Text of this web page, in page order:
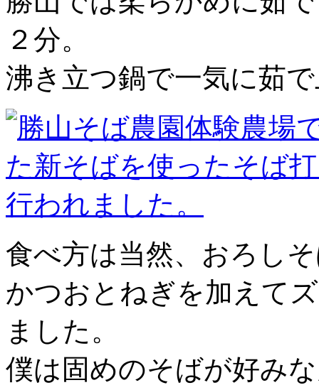
２分。
沸き立つ鍋で一気に茹
食べ方は当然、おろし
かつおとねぎを加えて
ました。
僕は固めのそばが好み